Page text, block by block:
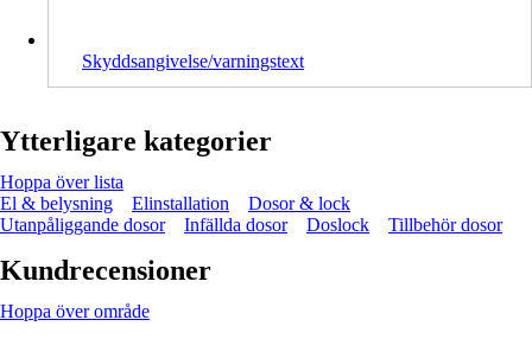
Skyddsangivelse/varningstext
Ytterligare kategorier
Hoppa över lista
El & belysning
Elinstallation
Dosor & lock
Utanpåliggande dosor
Infällda dosor Doslock Tillbehör dosor
Kundrecensioner
Hoppa över område